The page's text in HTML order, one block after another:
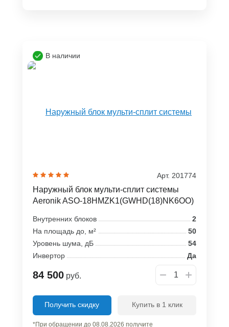
В наличии
Арт. 201774
Наружный блок мульти-сплит системы
Aeronik ASO-18HMZK1(GWHD(18)NK6OO)
Внутренних блоков
2
На площадь до, м²
50
Уровень шума, дБ
54
Инвертор
Да
84 500 руб.
Получить скидку Купить в 1 клик
*При обращении до 08.08.2026 получите